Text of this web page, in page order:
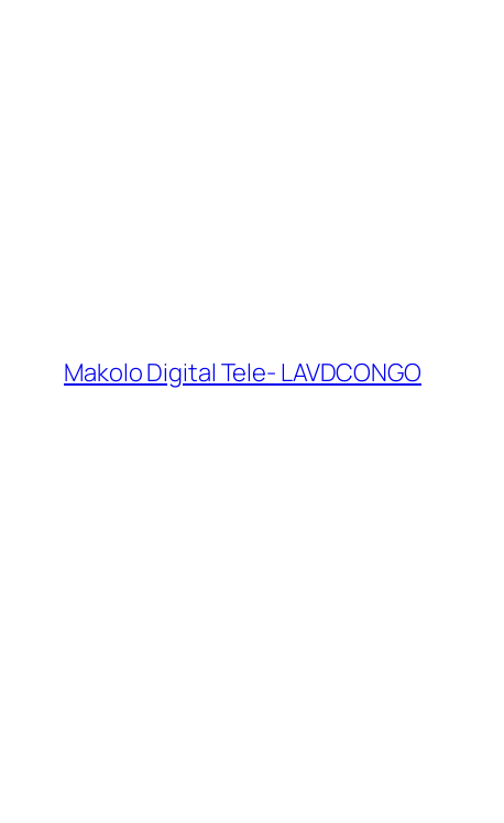
Makolo Digital Tele- LAVDCONGO